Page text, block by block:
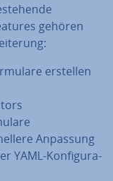
gehören
erstellen
Anpassung
YAML-Kon­fi­gu­ra­